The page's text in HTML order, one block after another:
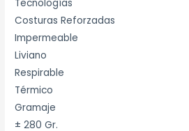
Tecnologías
Costuras Reforzadas
Impermeable
Liviano
Respirable
Térmico
Gramaje
± 280 Gr.